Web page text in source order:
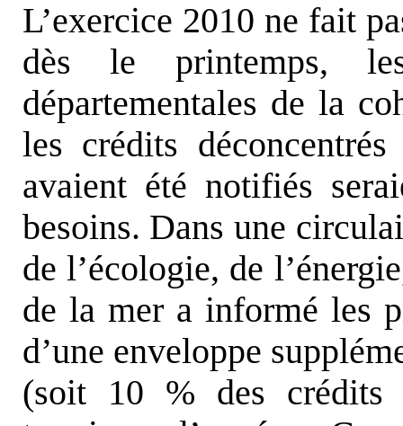
L’exercice 2010 ne fait
dès le printemps,
départementales de la
les crédits
avaient été notifiés
besoins. Dans une
de l’écologie, de
de la mer a informé les
d’une enveloppe
(soit 10 % des